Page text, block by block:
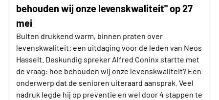
behouden wij onze levenskwaliteit" op 27
mei
Buiten drukkend warm, binnen praten over
levenskwaliteit: een uitdaging voor de leden van Neos
Hasselt. Deskundig spreker Alfred Coninx startte met
de vraag: hoe behouden wij onze levenskwaliteit? Een
onderwerp dat de senioren uiteraard aansprak. Veel
nadruk legde hij op preventie en wel door 4 stappen te